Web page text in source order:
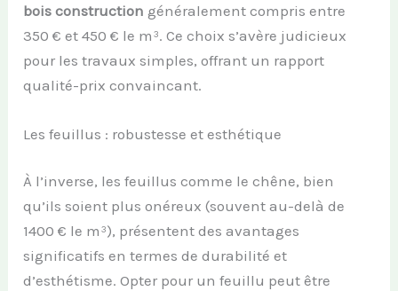
bois construction généralement compris entre
350 € et 450 € le m³. Ce choix s’avère judicieux
pour les travaux simples, offrant un rapport
qualité-prix convaincant.
Les feuillus : robustesse et esthétique
À l’inverse, les feuillus comme le chêne, bien
qu’ils soient plus onéreux (souvent au-delà de
1400 € le m³), présentent des avantages
significatifs en termes de durabilité et
d’esthétisme. Opter pour un feuillu peut être